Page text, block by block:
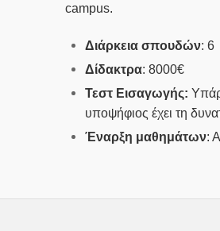
campus.
Διάρκεια σπουδών: 6
Δίδακτρα: 8000€
Τεστ Εισαγωγής:
υποψήφιος έχει τη
Έναρξη μαθημάτων: